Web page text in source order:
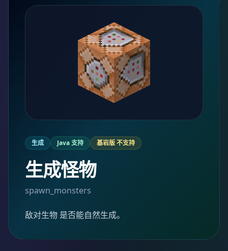
生成 Java 支持 基岩版 不支持
生成怪物
spawn_monsters
敌对生物 是否能自然生成。